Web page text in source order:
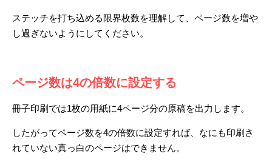
ステッチを打ち込める限界枚数を理解して、ページ数を増や
し過ぎないようにしてください。
ページ数は4の倍数に設定する
冊子印刷では1枚の用紙に4ページ分の原稿を出力します。
したがってページ数を4の倍数に設定すれば、なにも印刷さ
れていない真っ白のページはできません。